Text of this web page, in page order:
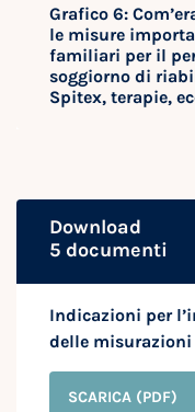
Grafico 6:
le misure
familiari per il
soggiorno di
Spitex, terapie,
Download
5 documenti
Indicazioni per
delle misurazioni
SCARICA (PDF)